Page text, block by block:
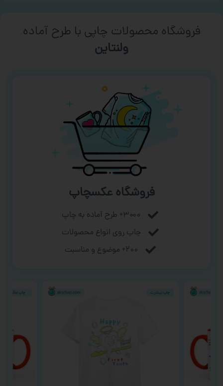
فروشگاه محصولات چاپی با طرح آماده
ورزشی
فروشگاه عکسچاپ
۳۰۰۰+ طرح آماده به چاپ
چاپ روی انواع محصولات
۲۰۰+ موضوع و مناسبت